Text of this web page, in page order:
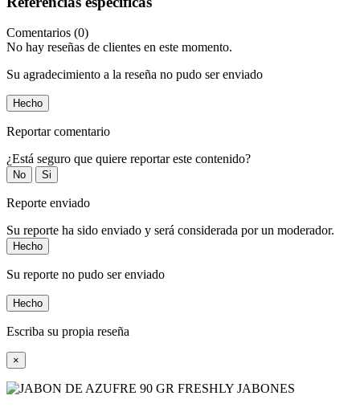
Comentarios (0)
No hay reseñas de clientes en este momento.
Su agradecimiento a la reseña no pudo ser enviado
Hecho
Reportar comentario
¿Está seguro que quiere reportar este contenido?
No Si
Reporte enviado
Su reporte ha sido enviado y será considerada por un moderador.
Hecho
Su reporte no pudo ser enviado
Hecho
Escriba su propia reseña
×